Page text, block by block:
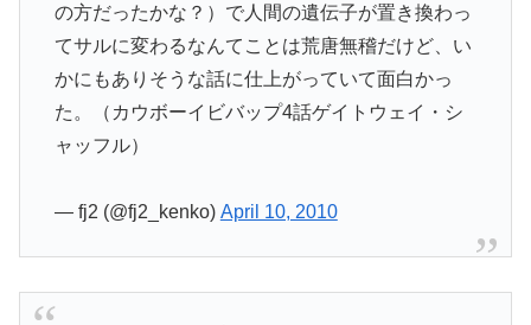
の方だったかな？）で人間の遺伝子が置き換わっ
てサルに変わるなんてことは荒唐無稽だけど、い
かにもありそうな話に仕上がっていて面白かっ
た。（カウボーイビバップ4話ゲイトウェイ・シ
ャッフル）
— fj2 (@fj2_kenko) April 10, 2010